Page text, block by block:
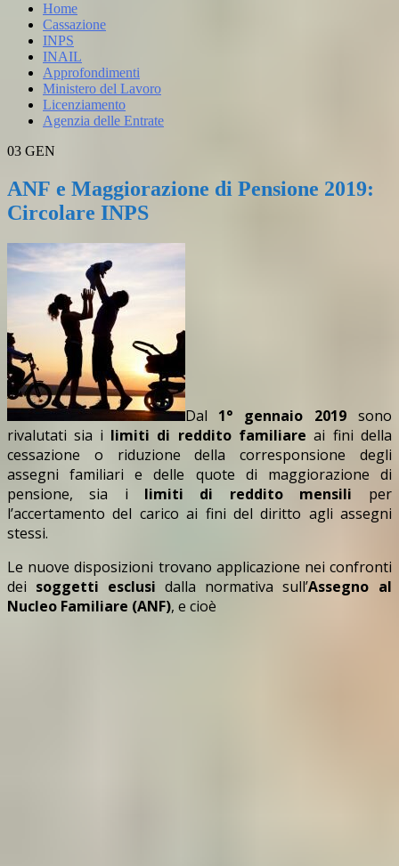
Home
Cassazione
INPS
INAIL
Approfondimenti
Ministero del Lavoro
Licenziamento
Agenzia delle Entrate
03 GEN
ANF e Maggiorazione di Pensione 2019:
Circolare INPS
Dal 1° gennaio 2019 sono
rivalutati sia i limiti di reddito familiare ai fini della
cessazione o riduzione della corresponsione degli
assegni familiari e delle quote di maggiorazione di
pensione, sia i limiti di reddito mensili per
l’accertamento del carico ai fini del diritto agli assegni
stessi.
Le nuove disposizioni trovano applicazione nei confronti
dei soggetti esclusi dalla normativa sull’Assegno al
Nucleo Familiare (ANF), e cioè